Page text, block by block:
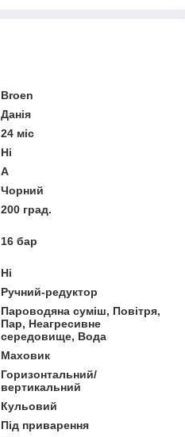
Broen
Данія
24 міс
Ні
А
Чорний
200 град.
16 бар
Ні
Ручний-редуктор
Пароводяна суміш, Повітря,
Пар, Неагресивне
середовище, Вода
Маховик
Горизонтальний/
вертикальний
Кульовий
Під приварення